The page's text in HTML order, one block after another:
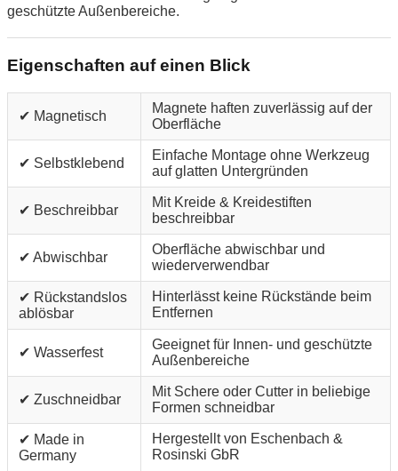
geschützte Außenbereiche.
Eigenschaften auf einen Blick
✔ Magnetisch
Magnete haften zuverlässig auf der
Oberfläche
✔ Selbstklebend
Einfache Montage ohne Werkzeug
auf glatten Untergründen
✔ Beschreibbar
Mit Kreide & Kreidestiften
beschreibbar
✔ Abwischbar
Oberfläche abwischbar und
wiederverwendbar
✔ Rückstandslos
ablösbar
Hinterlässt keine Rückstände beim
Entfernen
✔ Wasserfest
Geeignet für Innen- und geschützte
Außenbereiche
✔ Zuschneidbar
Mit Schere oder Cutter in beliebige
Formen schneidbar
✔ Made in
Germany
Hergestellt von Eschenbach &
Rosinski GbR